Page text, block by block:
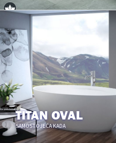
TITAN OVAL
SAMOSTOJEĆA KADA